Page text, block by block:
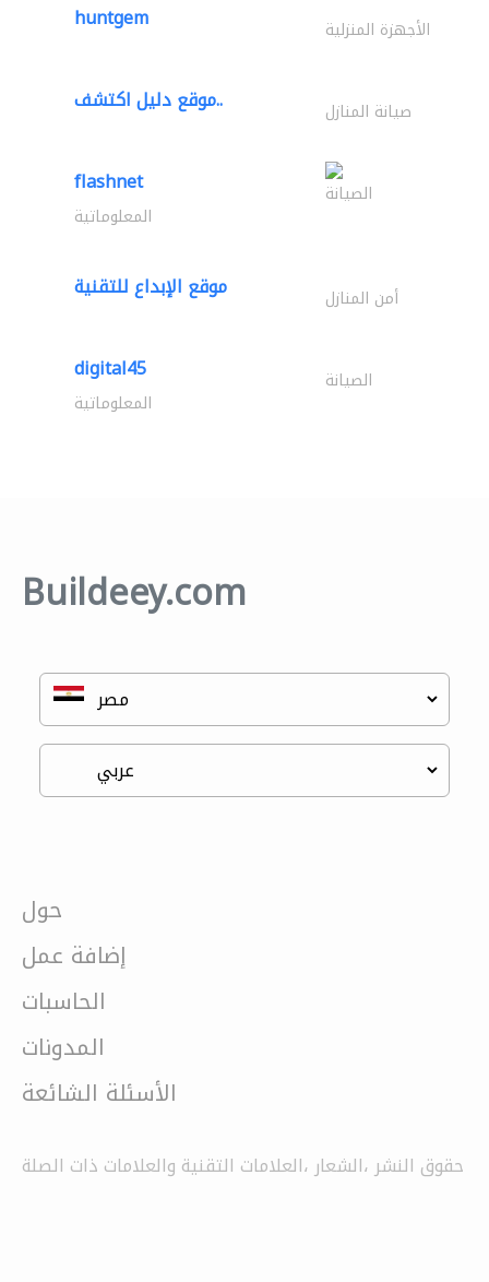
huntgem الأجهزة المنزلية
موقع دليل اكتشف.. صيانة المنازل
flashnet الصيانة
المعلوماتية
موقع الإبداع للتقنية أمن المنازل
digital45 الصيانة
المعلوماتية
Buildeey.com
حول
إضافة عمل
الحاسبات
المدونات
الأسئلة الشائعة
حقوق النشر ،الشعار ،العلامات التقنية والعلامات ذات الصلة